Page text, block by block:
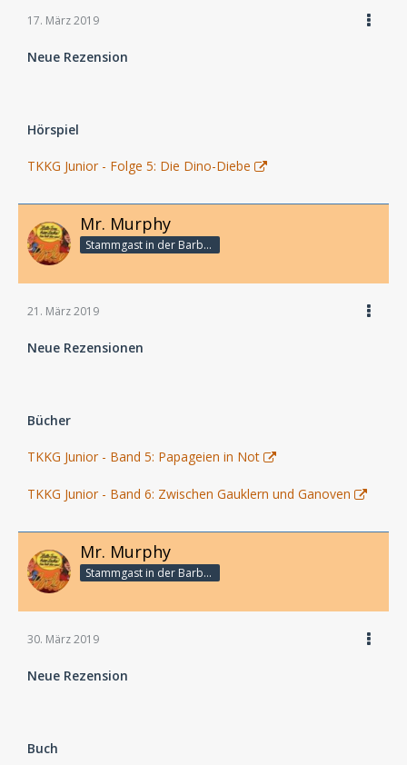
17. März 2019
Neue Rezension
Hörspiel
TKKG Junior - Folge 5: Die Dino-Diebe
Mr. Murphy
Stammgast in der Barbarabar
21. März 2019
Neue Rezensionen
Bücher
TKKG Junior - Band 5: Papageien in Not
TKKG Junior - Band 6: Zwischen Gauklern und Ganoven
Mr. Murphy
Stammgast in der Barbarabar
30. März 2019
Neue Rezension
Buch